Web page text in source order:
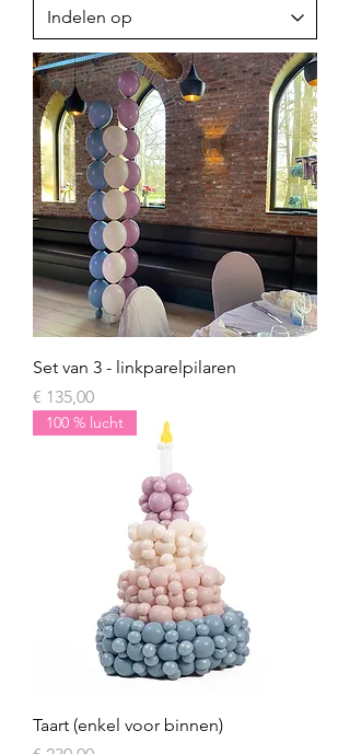
Set van 3 - linkparelpilaren
Prijs
€ 135,00
100 % lucht
Taart (enkel voor binnen)